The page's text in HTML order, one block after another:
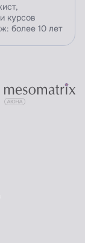
курсов
более 10 лет